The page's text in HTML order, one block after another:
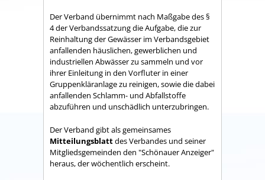
Der Verband übernimmt nach Maßgabe des §
4 der Verbandssatzung die Aufgabe, die zur
Reinhaltung der Gewässer im Verbandsgebiet
anfallenden häuslichen, gewerblichen und
industriellen Abwässer zu sammeln und vor
ihrer Einleitung in den Vorfluter in einer
Gruppenkläranlage zu reinigen, sowie die dabei
anfallenden Schlamm- und Abfallstoffe
abzuführen und unschädlich unterzubringen.
Der Verband gibt als gemeinsames
Mitteilungsblattdes Verbandes und seiner
Mitgliedsgemeinden den "Schönauer Anzeiger"
heraus, der wöchentlich erscheint.